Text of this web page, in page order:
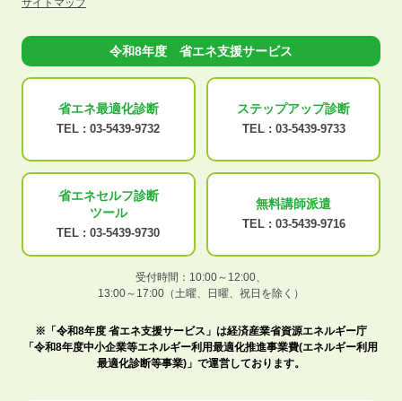
サイトマップ
令和8年度 省エネ支援サービス
省エネ最適化診断
TEL : 03-5439-9732
ステップアップ診断
TEL : 03-5439-9733
省エネセルフ診断
ツール
TEL : 03-5439-9730
無料講師派遣
TEL : 03-5439-9716
受付時間：10:00～12:00、
13:00～17:00（土曜、日曜、祝日を除く）
※「令和8年度 省エネ支援サービス」は経済産業省資源エネルギー庁
「令和8年度中小企業等エネルギー利用最適化推進事業費(エネルギー利用
最適化診断等事業)」で運営しております。